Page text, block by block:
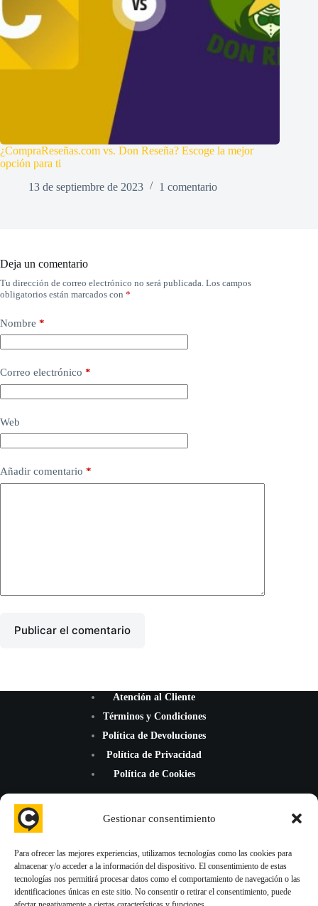
Gestionar consentimiento
Para ofrecer las mejores experiencias, utilizamos tecnologías como las cookies para
almacenar y/o acceder a la información del dispositivo. El consentimiento de estas
tecnologías nos permitirá procesar datos como el comportamiento de navegación o las
identificaciones únicas en este sitio. No consentir o retirar el consentimiento, puede
¿CompraReseñas.com vs. Don Reseña? Escoge la mejor
opción para ti
13 de septiembre de 2023
1 comentario
Deja un comentario
Tu dirección de correo electrónico no será publicada. Los campos
obligatorios están marcados con *
Nombre *
Correo electrónico *
Web
Añadir comentario *
Publicar el comentario
Atención al Cliente
Términos y Condiciones
Política de Devoluciones
Política de Privacidad
Política de Cookies
¡Mejoramos la reputación de tu negocio con nuevas reseñas de
Google Maps, TripAdvisor y Trustpilot!